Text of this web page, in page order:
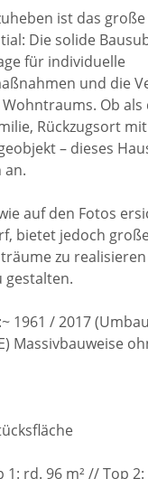
ist das große
Die solide
für individuelle
und die
Ob
Rückzugsort
– dieses
an.
auf den Fotos
bietet jedoch
zu
gestalten.
1961 / 2017
Massivbauweise
1: rd. 96 m² // Top